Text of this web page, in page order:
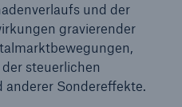
und der
gravierender
steuerlichen
Sondereffekte.